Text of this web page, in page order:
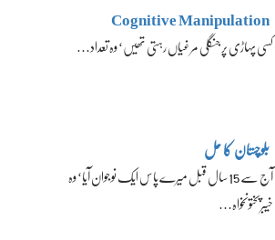
Cognitive Manipulation
کسی پہاڑی پر جنگلی مرغیاں رہتی تھیں‘ وہ تعداد…
بلوچستان کا حل
آج سے 15 سال قبل میرے پاس ایک نوجوان آیا‘ وہ
خیبرپختونخواہ…